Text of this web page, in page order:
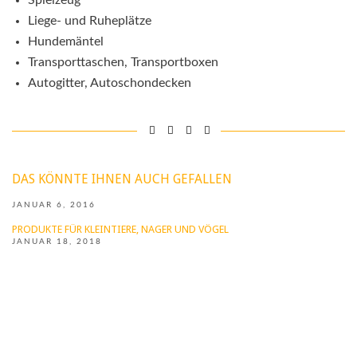
Liege- und Ruheplätze
Hundemäntel
Transporttaschen, Transportboxen
Autogitter, Autoschondecken
DAS KÖNNTE IHNEN AUCH GEFALLEN
JANUAR 6, 2016
PRODUKTE FÜR KLEINTIERE, NAGER UND VÖGEL
JANUAR 18, 2018